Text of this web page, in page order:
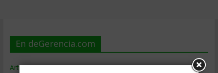
En deGerencia.com
Artículos de Gerencia